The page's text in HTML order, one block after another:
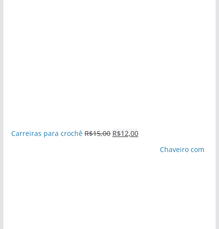
Carreiras para crochê R$15,00 R$12,00
Chaveiro com